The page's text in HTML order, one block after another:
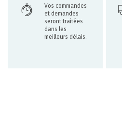
Vos commandes
et demandes
seront traitées
dans les
meilleurs délais.